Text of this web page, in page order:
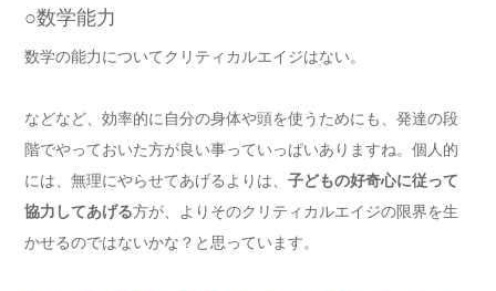
○数学能力
数学の能力についてクリティカルエイジはない。
などなど、効率的に自分の身体や頭を使うためにも、発達の段
階でやっておいた方が良い事っていっぱいありますね。個人的
には、無理にやらせてあげるよりは、 子どもの好奇心に従って
協力してあげる方が、よりそのクリティカルエイジの限界を生
かせるのではないかな？と思っています。